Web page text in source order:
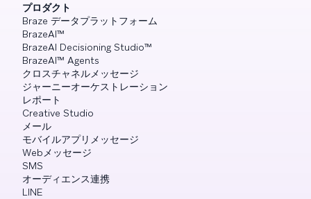
プロダクト
Braze データプラットフォーム
BrazeAI™
BrazeAI Decisioning Studio™
BrazeAI™ Agents
クロスチャネルメッセージ
ジャーニーオーケストレーション
レポート
Creative Studio
メール
モバイルアプリメッセージ
Webメッセージ
SMS
オーディエンス連携
LINE